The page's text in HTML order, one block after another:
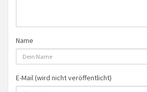
Name
E-Mail (wird nicht veröffentlicht)